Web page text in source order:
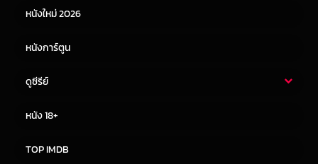
หนังใหม่ 2026
หนังการ์ตูน
ดูซีรีย์
หนัง 18+
TOP IMDB